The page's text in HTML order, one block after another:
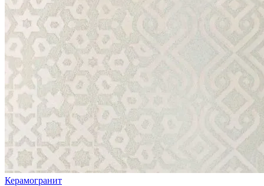
Керамогранит